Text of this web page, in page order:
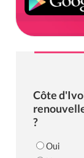
Côte
?
Oui